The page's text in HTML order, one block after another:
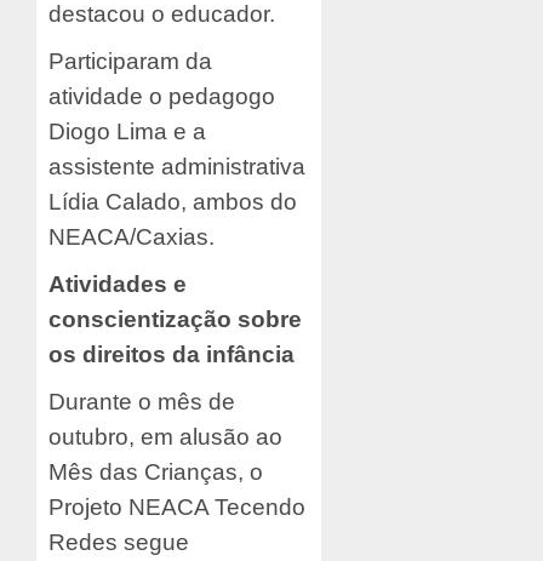
destacou o educador.
Participaram da
atividade o pedagogo
Diogo Lima e a
assistente administrativa
Lídia Calado, ambos do
NEACA/Caxias.
Atividades e
conscientização sobre
os direitos da infância
Durante o mês de
outubro, em alusão ao
Mês das Crianças, o
Projeto NEACA Tecendo
Redes segue